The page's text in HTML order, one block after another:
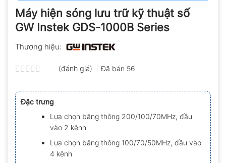
Máy hiện sóng lưu trữ kỹ thuật số
GW Instek GDS-1000B Series
Thương hiệu:
xếp
hạng
0.0
5
sao
(đánh giá) Đã bán 56
Đặc trưng
Lựa chọn băng thông 200/100/70MHz, đầu
vào 2 kênh
Lựa chọn băng thông 100/70/50MHz, đầu vào
4 kênh